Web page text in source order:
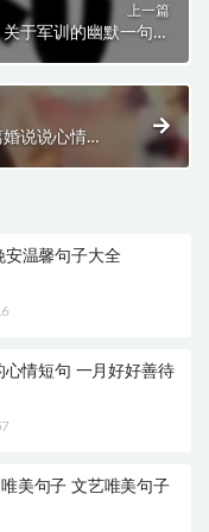
上一篇
于军训的幽默一句话
经典说说
说说心情短
安温馨句子大全
情短句 一月好好善待
美句子 文艺唯美句子